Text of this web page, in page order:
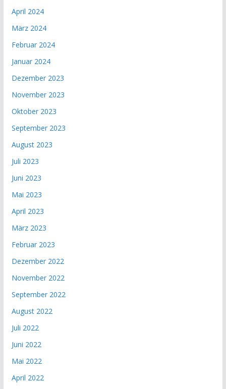
April 2024
März 2024
Februar 2024
Januar 2024
Dezember 2023
November 2023
Oktober 2023
September 2023
August 2023
Juli 2023
Juni 2023
Mai 2023
April 2023
März 2023
Februar 2023
Dezember 2022
November 2022
September 2022
August 2022
Juli 2022
Juni 2022
Mai 2022
April 2022